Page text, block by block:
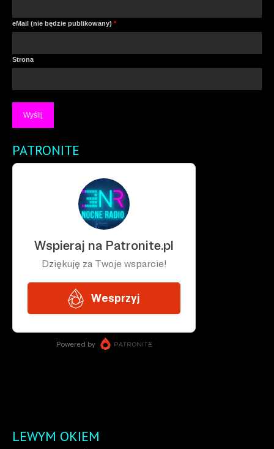
eMail (nie będzie publikowany) *
Strona
PATRONITE
LEWYM OKIEM